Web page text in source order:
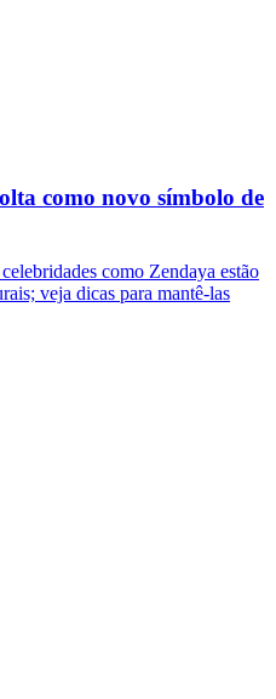
como novo símbolo de
como Zendaya estão
veja dicas para mantê-las